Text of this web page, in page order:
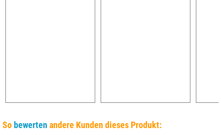
So bewerten andere Kunden dieses Produkt: